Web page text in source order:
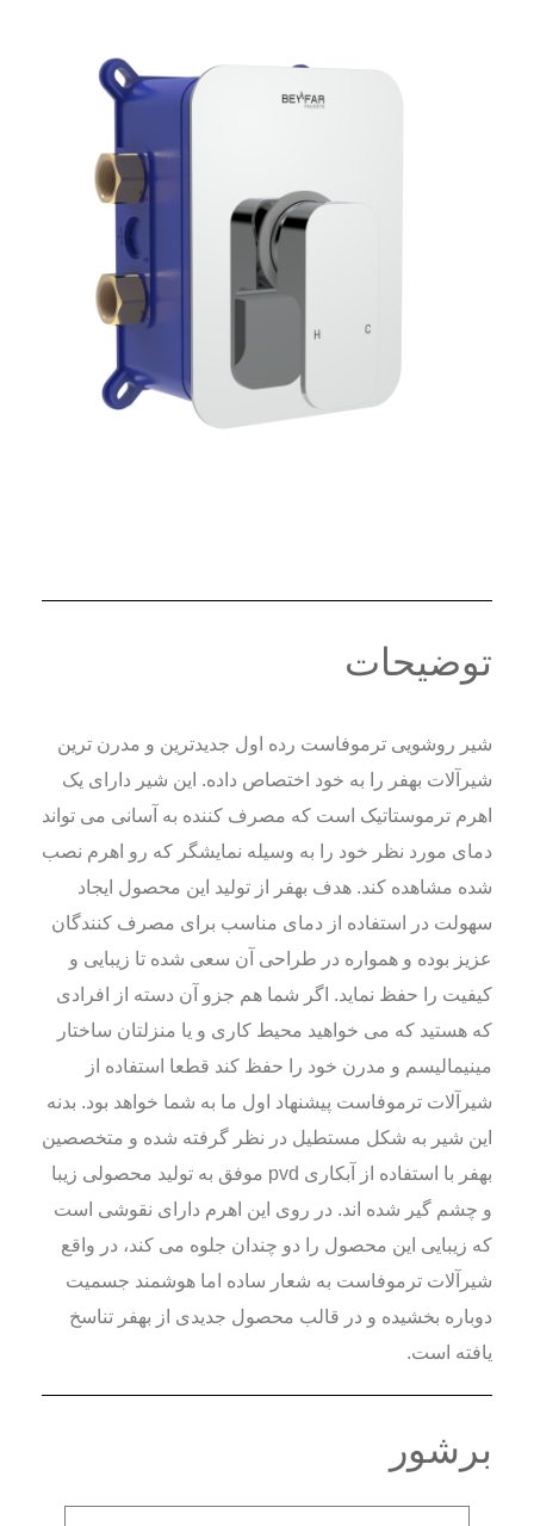
توضیحات
شیر روشویی ترموفاست رده اول جدیدترین و مدرن ترین
شیرآلات بهفر را به خود اختصاص داده. این شیر دارای یک
اهرم ترموستاتیک است که مصرف کننده به آسانی می تواند
دمای مورد نظر خود را به وسیله نمایشگر که رو اهرم نصب
شده مشاهده کند. هدف بهفر از تولید این محصول ایجاد
سهولت در استفاده از دمای مناسب برای مصرف کنندگان
عزیز بوده و همواره در طراحی آن سعی شده تا زیبایی و
کیفیت را حفظ نماید. اگر شما هم جزو آن دسته از افرادی
که هستید که می خواهید محیط کاری و یا منزلتان ساختار
مینیمالیسم و مدرن خود را حفظ کند قطعا استفاده از
شیرآلات ترموفاست پیشنهاد اول ما به شما خواهد بود. بدنه
این شیر به شکل مستطیل در نظر گرفته شده و متخصصین
بهفر با استفاده از آبکاری pvd موفق به تولید محصولی زیبا
و چشم گیر شده اند. در روی این اهرم دارای نقوشی است
که زیبایی این محصول را دو چندان جلوه می کند، در واقع
شیرآلات ترموفاست به شعار ساده اما هوشمند جسمیت
دوباره بخشیده و در قالب محصول جدیدی از بهفر تناسخ
یافته است.
برشور